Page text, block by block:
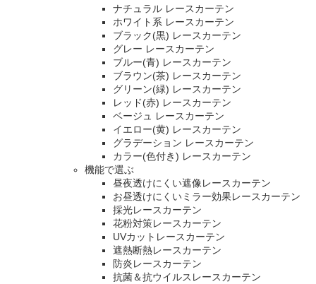
ナチュラル レースカーテン
ホワイト系 レースカーテン
ブラック(黒) レースカーテン
グレー レースカーテン
ブルー(青) レースカーテン
ブラウン(茶) レースカーテン
グリーン(緑) レースカーテン
レッド(赤) レースカーテン
ベージュ レースカーテン
イエロー(黄) レースカーテン
グラデーション レースカーテン
カラー(色付き) レースカーテン
機能で選ぶ
昼夜透けにくい遮像レースカーテン
お昼透けにくいミラー効果レースカーテン
採光レースカーテン
花粉対策レースカーテン
UVカットレースカーテン
遮熱断熱レースカーテン
防炎レースカーテン
抗菌＆抗ウイルスレースカーテン